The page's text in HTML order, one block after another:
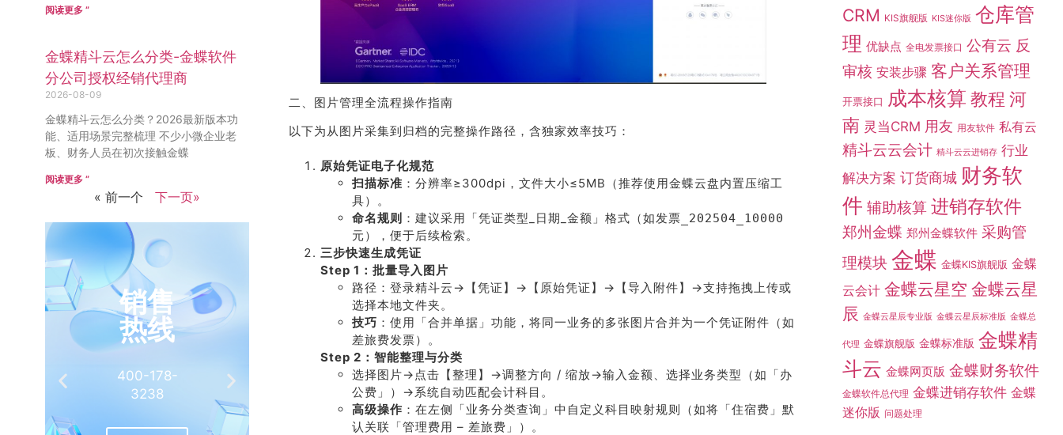
阅读更多 ”
金蝶精斗云怎么分类-金蝶软件
分公司授权经销代理商
2026-08-09
金蝶精斗云怎么分类？2026最新版本功
能、适用场景完整梳理 不少小微企业老
板、财务人员在初次接触金蝶
阅读更多 ”
« 前一个 下一页»
销售
热线
400-178-
3238
推荐
有礼
介绍客户豪礼
相送
销售
热线
400-178-
3238
二、图片管理全流程操作指南
以下为从图片采集到归档的完整操作路径，含独家效率技巧：
原始凭证电子化规范
扫描标准 ：分辨率≥300dpi，文件大小≤5MB（推荐使用金蝶云盘内置压缩工
具）。
命名规则 ：建议采用「凭证类型_日期_金额」格式（如发票_202504_10000
元），便于后续检索。
三步快速生成凭证
Step 1：批量导入图片
路径：登录精斗云→【凭证】→【原始凭证】→【导入附件】→支持拖拽上传或
选择本地文件夹。
技巧 ：使用「合并单据」功能，将同一业务的多张图片合并为一个凭证附件（如
差旅费发票）。
Step 2：智能整理与分类
选择图片→点击【整理】→调整方向 / 缩放→输入金额、选择业务类型（如「办
公费」）→系统自动匹配会计科目。
高级操作 ：在左侧「业务分类查询」中自定义科目映射规则（如将「住宿费」默
认关联「管理费用 – 差旅费」）。
CRM KIS旗舰版 KIS迷你版 仓库管
理 优缺点 全电发票接口 公有云 反
审核 安装步骤 客户关系管理
开票接口 成本核算 教程 河
南 灵当CRM 用友 用友软件 私有云
精斗云云会计 精斗云云进销存 行业
解决方案 订货商城 财务软
件 辅助核算 进销存软件
郑州金蝶 郑州金蝶软件 采购管
理模块 金蝶 金蝶KIS旗舰版 金蝶
云会计 金蝶云星空 金蝶云星
辰 金蝶云星辰专业版 金蝶云星辰标准版 金蝶总
代理 金蝶旗舰版 金蝶标准版 金蝶精
斗云 金蝶网页版 金蝶财务软件
金蝶软件总代理 金蝶进销存软件 金蝶
迷你版 问题处理